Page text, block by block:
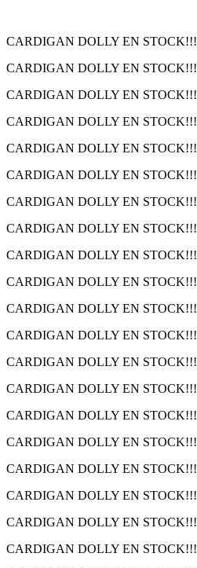
CARDIGAN DOLLY EN STOCK!!!
CARDIGAN DOLLY EN STOCK!!!
CARDIGAN DOLLY EN STOCK!!!
CARDIGAN DOLLY EN STOCK!!!
CARDIGAN DOLLY EN STOCK!!!
CARDIGAN DOLLY EN STOCK!!!
CARDIGAN DOLLY EN STOCK!!!
CARDIGAN DOLLY EN STOCK!!!
CARDIGAN DOLLY EN STOCK!!!
CARDIGAN DOLLY EN STOCK!!!
CARDIGAN DOLLY EN STOCK!!!
CARDIGAN DOLLY EN STOCK!!!
CARDIGAN DOLLY EN STOCK!!!
CARDIGAN DOLLY EN STOCK!!!
CARDIGAN DOLLY EN STOCK!!!
CARDIGAN DOLLY EN STOCK!!!
CARDIGAN DOLLY EN STOCK!!!
CARDIGAN DOLLY EN STOCK!!!
CARDIGAN DOLLY EN STOCK!!!
CARDIGAN DOLLY EN STOCK!!!